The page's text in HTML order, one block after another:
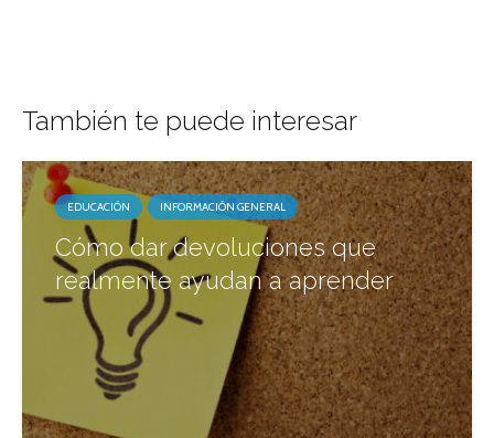
También te puede interesar
EDUCACIÓN INFORMACIÓN GENERAL
Cómo dar devoluciones que
realmente ayudan a aprender